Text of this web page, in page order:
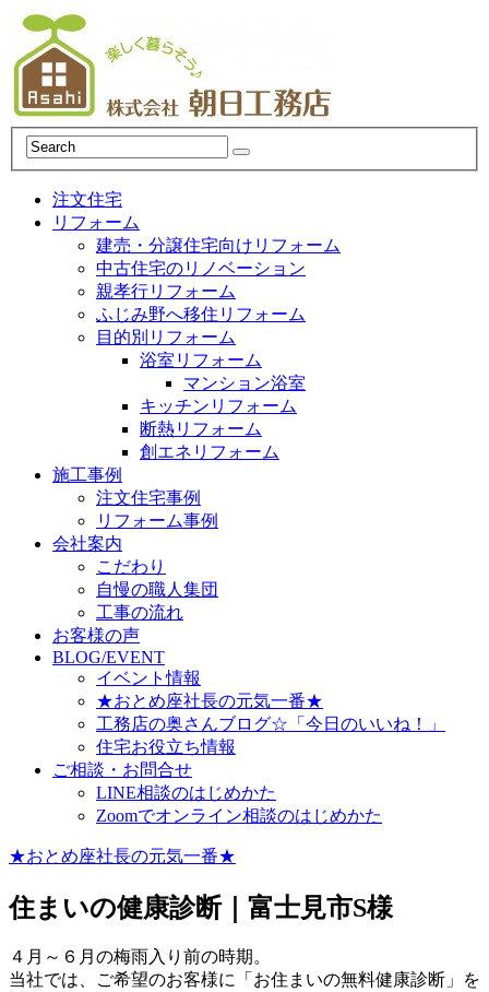
注文住宅
リフォーム
建売・分譲住宅向けリフォーム
中古住宅のリノベーション
親孝行リフォーム
ふじみ野へ移住リフォーム
目的別リフォーム
浴室リフォーム
マンション浴室
キッチンリフォーム
断熱リフォーム
創エネリフォーム
施工事例
注文住宅事例
リフォーム事例
会社案内
こだわり
自慢の職人集団
工事の流れ
お客様の声
BLOG/EVENT
イベント情報
★おとめ座社長の元気一番★
工務店の奥さんブログ☆「今日のいいね！」
住宅お役立ち情報
ご相談・お問合せ
LINE相談のはじめかた
Zoomでオンライン相談のはじめかた
★おとめ座社長の元気一番★
住まいの健康診断｜富士見市S様
４月～６月の梅雨入り前の時期。
当社では、ご希望のお客様に「お住まいの無料健康診断」を